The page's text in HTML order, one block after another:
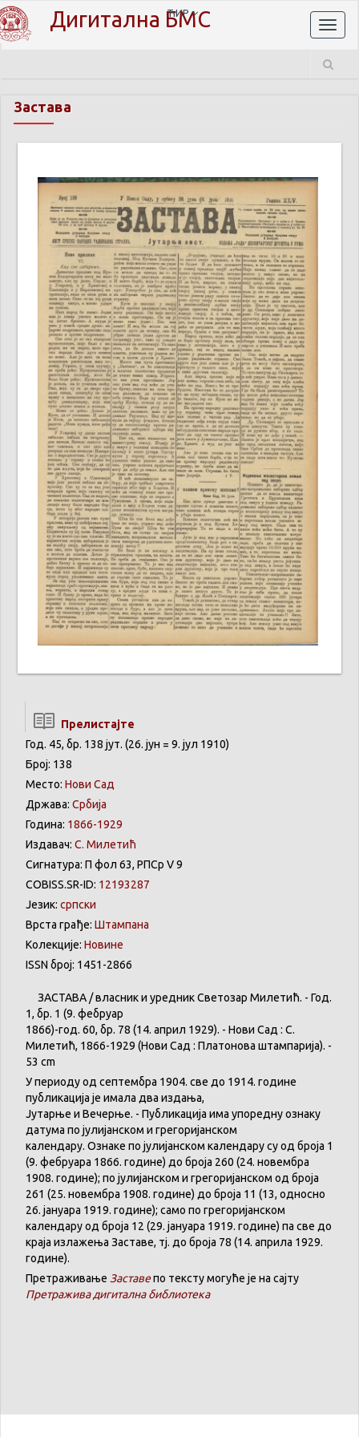
Дигитална БМС
ЋИР
Застава
Прелистајте
Год. 45, бр. 138 јут. (26. јун = 9. јул 1910)
Број: 138
Место: Нови Сад
Држава: Србија
Година: 1866-1929
Издавач: С. Милетић
Сигнатура: П фол 63, РПСр V 9
COBISS.SR-ID: 12193287
Језик: српски
Врста грађе: Штампана
Колекције: Новине
ISSN број: 1451-2866
ЗАСТАВА /власники уредникСветозар Милетић. - Год.
1, бр. 1 (9. фебруар
1866)-год. 60, бр. 78 (14. април 1929). - Нови Сад : С.
Милетић, 1866-1929 (Нови Сад : Платонова штампарија). -
53 cm
Упериодуод септембра 1904. све до 1914. године
публикација је имала два издања,
Јутарње и Вечерње. - Публикација има упореднуознаку
датума по јулијанском и грегоријанском
календару. Ознаке по јулијанском календару су од броја 1
(9. фебруара 1866. године) до броја 260 (24. новембра
1908. године); по јулијанском и грегоријанском од броја
261 (25. новембра 1908. године) до броја 11 (13, односно
26. јануара 1919. године); само по грегоријанском
календаруод броја 12 (29. јануара 1919. године) па све до
краја излажења Заставе, тј. до броја 78 (14. априла 1929.
године).
Претраживање Заставепо тексту могуће је на сајту
Претражива дигитална библиотека